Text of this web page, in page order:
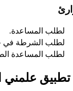
لطلب المساعدة.
لطلب الشرطة في
لطلب المساعدة
علمني